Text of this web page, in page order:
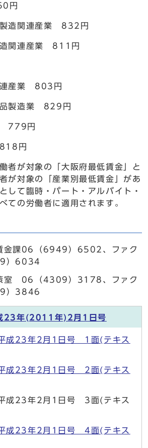
円
造関連産業 832円
関連産業 811円
産業 803円
製造業 829円
779円
円
者が対象の「大阪府最低賃金」と
が対象の「産業別最低賃金」があ
して臨時・パート・アルバイト・
ての労働者に適用されます。
金課06（6949）6502、ファク
）6034
室 06（4309）3178、ファク
）3846
23年(2011年)2月1日号
成23年2月1日号 1面(テキス
成23年2月1日号 2面(テキス
成23年2月1日号 3面(テキス
成23年2月1日号 4面(テキス